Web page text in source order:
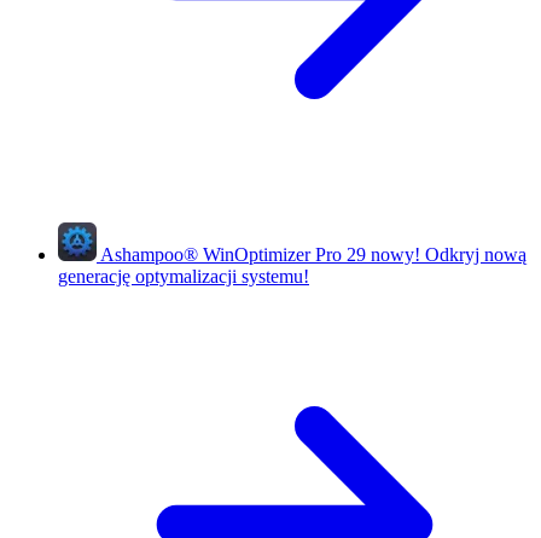
Ashampoo® WinOptimizer Pro 29 nowy! Odkryj nową
generację optymalizacji systemu!